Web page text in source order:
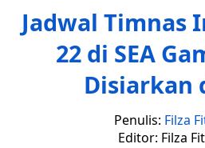
Jadwal Timnas
22 di SEA
Disiarkan
Penulis: Filza
Editor: Filza